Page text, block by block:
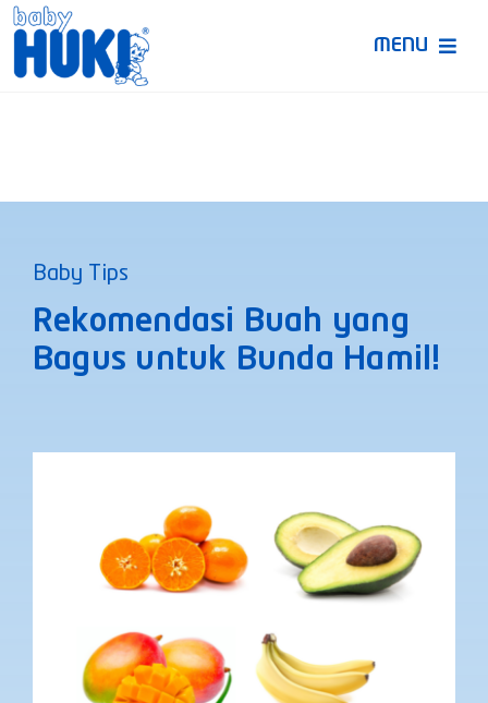
Skip
content
MENU
Baby Tips
Rekomendasi Buah yang
Bagus untuk Bunda Hamil!